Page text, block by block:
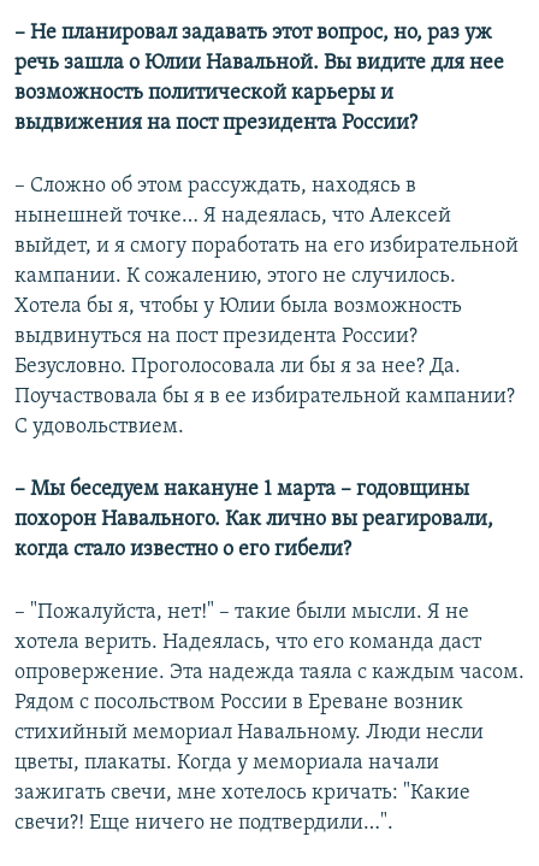
– Не планировал задавать этот вопрос, но, раз уж
речь зашла о Юлии Навальной. Вы видите для нее
возможность политической карьеры и
выдвижения на пост президента России?
– Сложно об этом рассуждать, находясь в
нынешней точке… Я надеялась, что Алексей
выйдет, и я смогу поработать на его избирательной
кампании. К сожалению, этого не случилось.
Хотела бы я, чтобы у Юлии была возможность
выдвинуться на пост президента России?
Безусловно. Проголосовала ли бы я за нее? Да.
Поучаствовала бы я в ее избирательной кампании?
С удовольствием.
– Мы беседуем накануне 1 марта – годовщины
похорон Навального. Как лично вы реагировали,
когда стало известно о его гибели?
– "Пожалуйста, нет!" – такие были мысли. Я не
хотела верить. Надеялась, что его команда даст
опровержение. Эта надежда таяла с каждым часом.
Рядом с посольством России в Ереване возник
стихийный мемориал Навальному. Люди несли
цветы, плакаты. Когда у мемориала начали
зажигать свечи, мне хотелось кричать: "Какие
свечи?! Еще ничего не подтвердили…".